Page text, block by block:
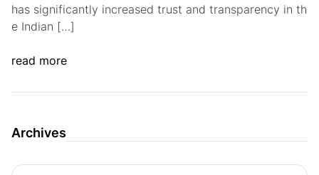
has significantly increased trust and transparency in th
e Indian […]
read more
Archives